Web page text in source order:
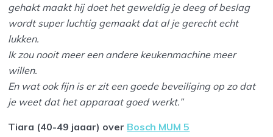
gehakt maakt hij doet het geweldig je deeg of beslag
wordt super luchtig gemaakt dat al je gerecht echt
lukken.
Ik zou nooit meer een andere keukenmachine meer
willen.
En wat ook fijn is er zit een goede beveiliging op zo dat
je weet dat het apparaat goed werkt.”
Tiara (40-49 jaaar) over Bosch MUM 5